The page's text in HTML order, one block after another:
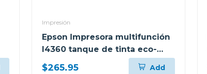
Impresión
Epson Impresora multifunción
l4360 tanque de tinta eco-
tank wi-fi
$265.95 Add